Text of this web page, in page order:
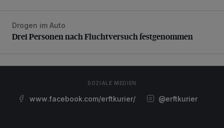
Drei Personen nach Fluchtversuch festgenommen
Drogen im Auto
Drei Personen nach Fluchtversuch festgenommen
SOZIALE MEDIEN
www.facebook.com/erftkurier/ @erftkurier